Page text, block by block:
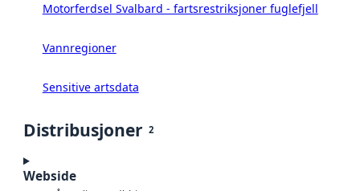
Motorferdsel Svalbard - fartsrestriksjoner fuglefjell
Vannregioner
Sensitive artsdata
Distribusjoner 2
Webside